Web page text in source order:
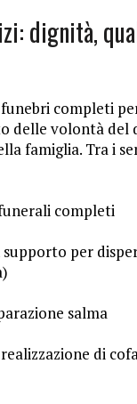
dignità,
completi
delle volontà del
famiglia. Tra i
completi
per
salma
di